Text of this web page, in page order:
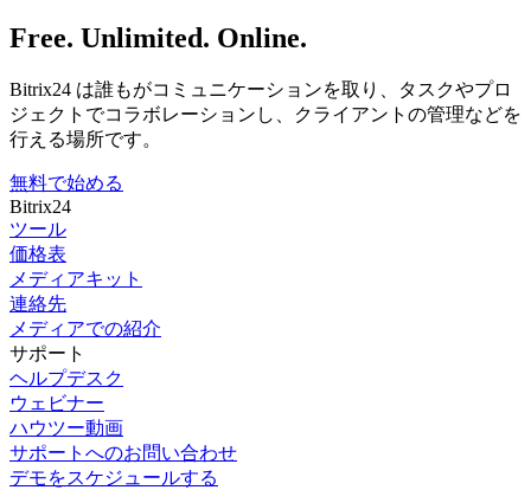
Free. Unlimited. Online.
Bitrix24 は誰もがコミュニケーションを取り、タスクやプロ
ジェクトでコラボレーションし、クライアントの管理などを
行える場所です。
無料で始める
Bitrix24
ツール
価格表
メディアキット
連絡先
メディアでの紹介
サポート
ヘルプデスク
ウェビナー
ハウツー動画
サポートへのお問い合わせ
デモをスケジュールする